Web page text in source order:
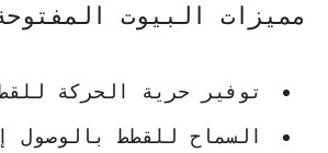
مميزات البيوت
توفير حرية الحركة
السماح للقطط بالوصول